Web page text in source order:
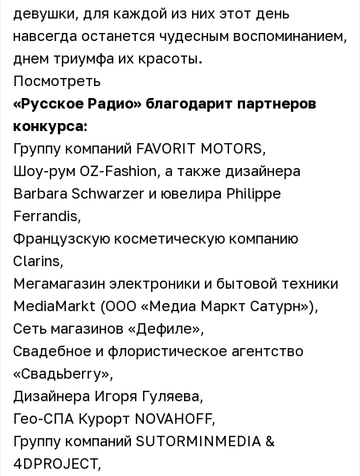
девушки, для каждой из них этот день
навсегда останется чудесным воспоминанием,
днем триумфа их красоты.
Посмотреть
«Русское Радио» благодарит партнеров
конкурса:
Группу компаний FAVORIT MOTORS,
Шоу-рум OZ-Fashion, а также дизайнера
Barbara Schwarzer и ювелира Philippe
Ferrandis,
Французскую косметическую компанию
Clarins,
Мегамагазин электроники и бытовой техники
MediaMarkt (ООО «Медиа Маркт Сатурн»),
Сеть магазинов «Дефиле»,
Свадебное и флористическое агентство
«Свадьberry»,
Дизайнера Игоря Гуляева,
Гео-СПА Курорт NOVAHOFF,
Группу компаний SUTORMINMEDIA &
4DPROJECT,